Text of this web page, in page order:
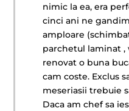
nimic la ea, era
cinci ani ne
amploare
parchetul laminat ,
renovat o buna
cam coste. Exclus
meseriasii trebuie
Daca am chef sa